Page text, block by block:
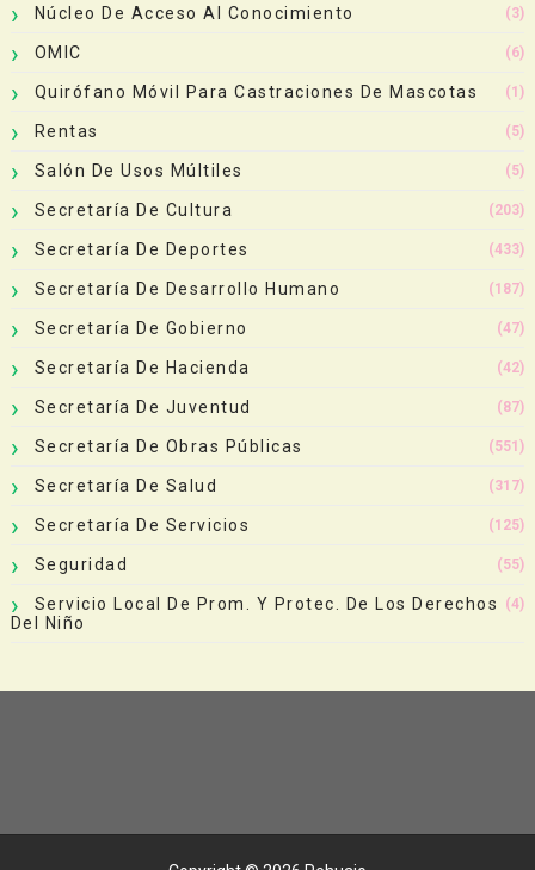
Núcleo De Acceso Al Conocimiento (3)
OMIC (6)
Quirófano Móvil Para Castraciones De Mascotas (1)
Rentas (5)
Salón De Usos Múltiles (5)
Secretaría De Cultura (203)
Secretaría De Deportes (433)
Secretaría De Desarrollo Humano (187)
Secretaría De Gobierno (47)
Secretaría De Hacienda (42)
Secretaría De Juventud (87)
Secretaría De Obras Públicas (551)
Secretaría De Salud (317)
Secretaría De Servicios (125)
Seguridad (55)
Servicio Local De Prom. Y Protec. De Los Derechos
Del Niño
(4)